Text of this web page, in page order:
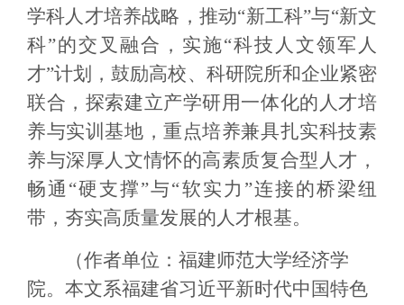
学科人才培养战略，推动“新工科”与“新文
科”的交叉融合，实施“科技人文领军人
才”计划，鼓励高校、科研院所和企业紧密
联合，探索建立产学研用一体化的人才培
养与实训基地，重点培养兼具扎实科技素
养与深厚人文情怀的高素质复合型人才，
畅通“硬支撑”与“软实力”连接的桥梁纽
带，夯实高质量发展的人才根基。
（作者单位：福建师范大学经济学
院。本文系福建省习近平新时代中国特色